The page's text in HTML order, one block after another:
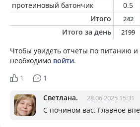
протеиновый батончик 0.5
Итого
242
Итого за день 2199
Чтобы увидеть отчеты по питанию и
необходимо войти.
1
1
Светлана. 28.06.2025 15:31
С почином вас. Главное